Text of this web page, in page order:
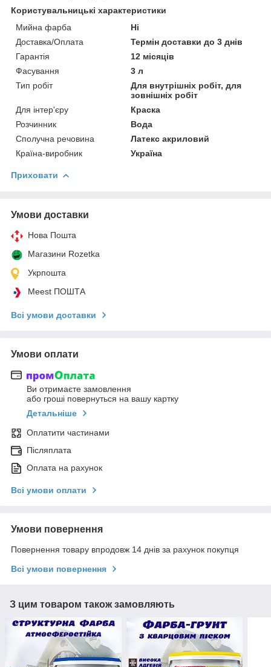
Користувальницькі характеристики
Мийна фарба
Ні
Доставка/Оплата
Термін доставки до 3 днів
Гарантія
12 місяців
Фасування
3 л
Тип робіт
Для внутрішніх робіт, для
зовнішніх робіт
Для інтер'єру
Краска
Розчинник
Вода
Сполучна речовина
Латекс акриловий
Країна-виробник
Україна
Приховати
Умови доставки
Нова Пошта
Магазини Rozetka
Укрпошта
Meest ПОШТА
Всі умови доставки
Умови оплати
Ви отримаєте замовлення
або гроші повернуться на вашу картку
Детальніше
Оплатити частинами
Післяплата
Оплата на рахунок
Всі умови оплати
Умови повернення
Повернення товару впродовж 14 днів за рахунок покупця
Всі умови повернення
З цим товаром також замовляють